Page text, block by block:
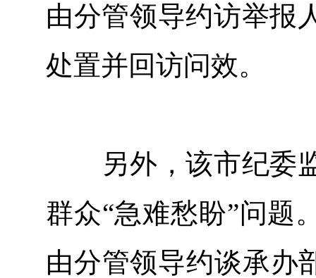
由分管领导约访举报
处置并回访问效。
另外，该市纪委监
群众“急难愁盼”问题
由分管领导约谈承办